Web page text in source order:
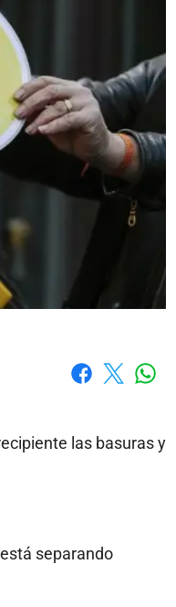
las basuras y
separando